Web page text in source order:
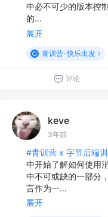
中必不可少的版本控
的…
展开
青训营-快乐出发
评论
keve
3年前
#青训营 x 字节后端
中开始了解如何使用
中不可或缺的一部分
言作为一…
展开